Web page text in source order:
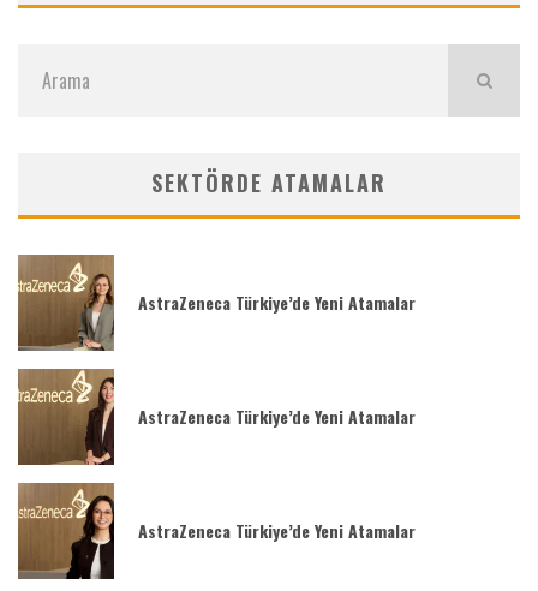
SEKTÖRDE ATAMALAR
AstraZeneca Türkiye’de Yeni Atamalar
AstraZeneca Türkiye’de Yeni Atamalar
AstraZeneca Türkiye’de Yeni Atamalar